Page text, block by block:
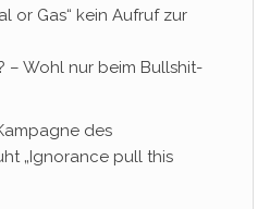
or Gas“ kein Aufruf zur
– Wohl nur beim Bullshit-
des
„Ignorance pull this